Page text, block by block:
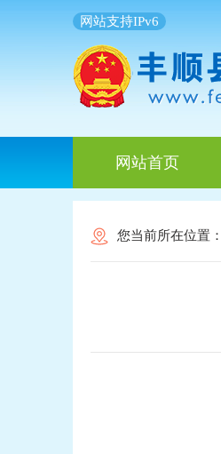
网站支持IPv6
网站首页
您当前所在位置：